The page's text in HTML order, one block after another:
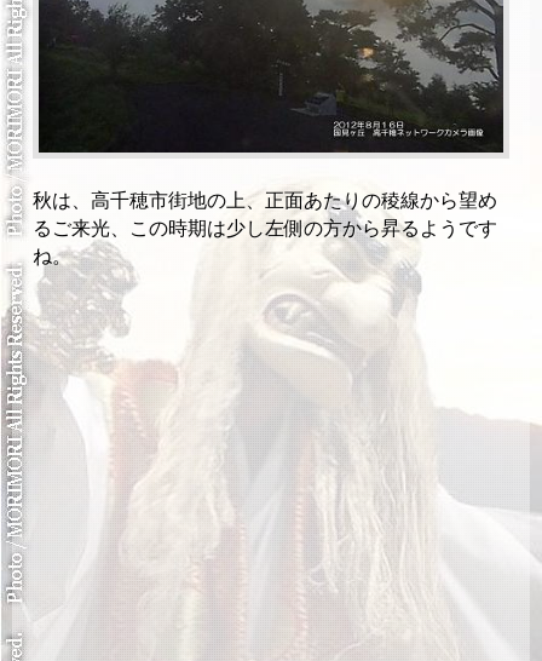
秋は、高千穂市街地の上、正面あたりの稜線から望め
るご来光、この時期は少し左側の方から昇るようです
ね。